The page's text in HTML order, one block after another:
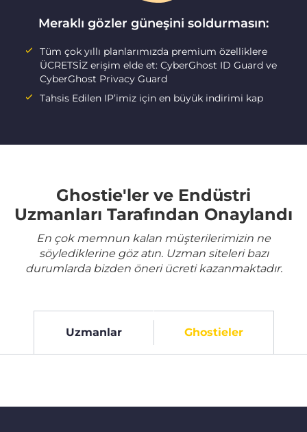
Meraklı gözler güneşini soldurmasın:
Tüm çok yıllı planlarımızda premium özelliklere
ÜCRETSİZ erişim elde et: CyberGhost ID Guard ve
CyberGhost Privacy Guard
Tahsis Edilen IP’imiz için en büyük indirimi kap
Ghostie'ler ve Endüstri
Uzmanları Tarafından Onaylandı
En çok memnun kalan müşterilerimizin ne
söylediklerine göz atın. Uzman siteleri bazı
durumlarda bizden öneri ücreti kazanmaktadır.
Uzmanlar Ghostieler